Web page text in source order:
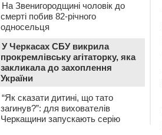
На Звенигородщині чоловік до
смерті побив 82-річного
односельця
У Черкасах СБУ викрила
прокремлівську агітаторку, яка
закликала до захоплення
України
“Як сказати дитині, що тато
загинув?”: для вихователів
Черкащини запускають серію